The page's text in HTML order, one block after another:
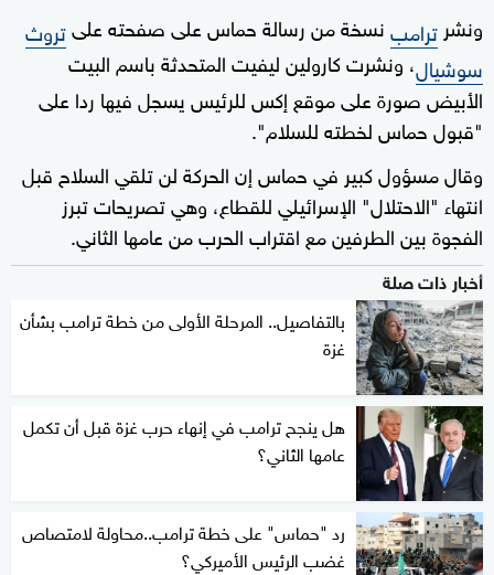
ونشر ترامبنسخة من رسالة حماس على صفحته علىتروث
سوشيال، ونشرت كارولين ليفيت المتحدثة باسم البيت
الأبيض صورة على موقع إكس للرئيس يسجل فيها ردا على
"قبول حماس لخطته للسلام".
وقال مسؤول كبير في حماس إن الحركة لن تلقي السلاح قبل
انتهاء "الاحتلال" الإسرائيلي للقطاع، وهي تصريحات تبرز
الفجوة بين الطرفين مع اقتراب الحرب من عامها الثاني.
أخبار ذات صلة
بالتفاصيل.. المرحلة الأولى من خطة ترامب بشأن
غزة
هل ينجح ترامب في إنهاء حرب غزة قبل أن تكمل
عامها الثاني؟
رد "حماس" على خطة ترامب..محاولة لامتصاص
غضب الرئيس الأميركي؟